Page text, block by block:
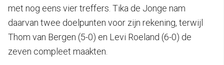
met nog eens vier treffers. Tika de Jonge nam
daarvan twee doelpunten voor zijn rekening, terwijl
Thom van Bergen (5-0) en Levi Roeland (6-0) de
zeven compleet maakten.